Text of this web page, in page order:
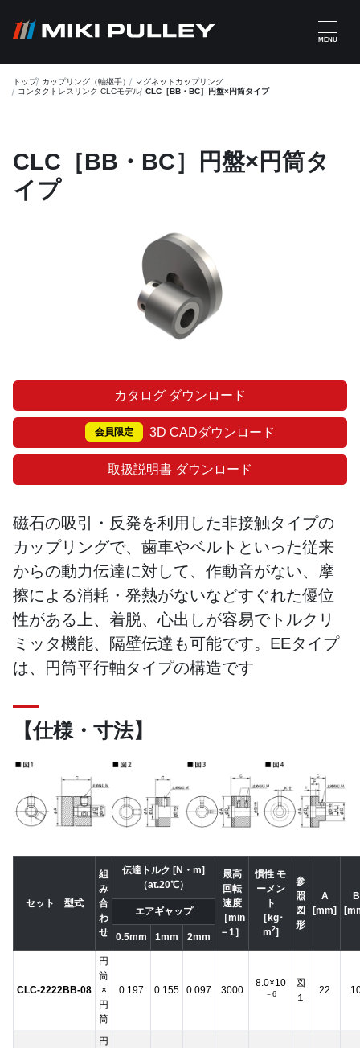
MENU
トップ カップリング（軸継手） マグネットカップリング
コンタクトレスリンク CLCモデル CLC［BB・BC］円盤×円筒タイプ
CLC［BB・BC］円盤×円筒タ
イプ
カタログ ダウンロード
会員限定 3D CADダウンロード
取扱説明書 ダウンロード
磁石の吸引・反発を利用した非接触タイプの
カップリングで、歯車やベルトといった従来
からの動力伝達に対して、作動音がない、摩
擦による消耗・発熱がないなどすぐれた優位
性がある上、着脱、心出しが容易でトルクリ
ミッタ機能、隔壁伝達も可能です。EEタイプ
は、円筒平行軸タイプの構造です
【仕様・寸法】
セット 型式
組
み
合
わ
せ
伝達トルク [N・m]
（at.20℃）
最高
回転
速度
［min
－1］
慣性 モ
ーメン
ト
［kg･
m2]
参
照
図
形
A
[mm]
B
エアギャップ
0.5mm 1mm 2mm
CLC-2222BB-08
円
筒
×
円
筒
0.197 0.155 0.097 3000
8.0×10
－6
図
１
22
円